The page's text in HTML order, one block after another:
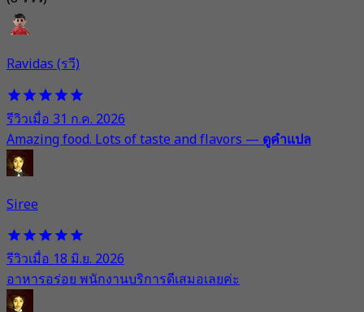
Ravidas (รวี)
รีวิวเมื่อ 31 ก.ค. 2026
Amazing food. Lots of taste and flavors — ดูคำแปล
Siree
รีวิวเมื่อ 18 มิ.ย. 2026
อาหารอร่อย พนักงานบริการดีเสมอเลยค่ะ